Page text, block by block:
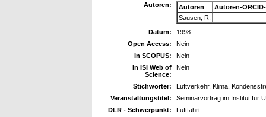
Autoren:
Autoren
Autoren-
Sausen, R.
Datum:
1998
Open Access:
Nein
In SCOPUS:
Nein
In ISI Web of
Science:
Nein
Stichwörter:
Luftverkehr, Klima,
Veranstaltungstitel:
Seminarvortrag im Institut für
DLR - Schwerpunkt:
Luftfahrt